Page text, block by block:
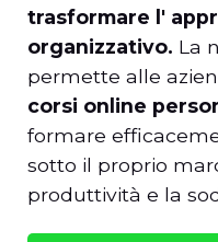
trasformare l'
organizzativo. La
permette alle
corsi online
formare
sotto il proprio
produttività e la